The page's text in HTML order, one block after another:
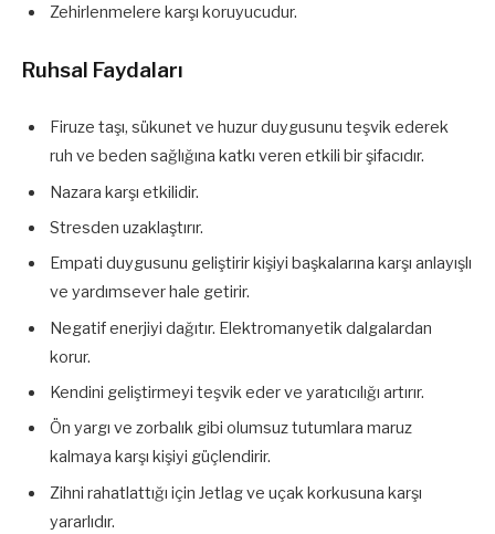
Zehirlenmelere karşı koruyucudur.
Ruhsal Faydaları
Firuze taşı, sükunet ve huzur duygusunu teşvik ederek
ruh ve beden sağlığına katkı veren etkili bir şifacıdır.
Nazara karşı etkilidir.
Stresden uzaklaştırır.
Empati duygusunu geliştirir kişiyi başkalarına karşı anlayışlı
ve yardımsever hale getirir.
Negatif enerjiyi dağıtır. Elektromanyetik dalgalardan
korur.
Kendini geliştirmeyi teşvik eder ve yaratıcılığı artırır.
Ön yargı ve zorbalık gibi olumsuz tutumlara maruz
kalmaya karşı kişiyi güçlendirir.
Zihni rahatlattığı için Jetlag ve uçak korkusuna karşı
yararlıdır.